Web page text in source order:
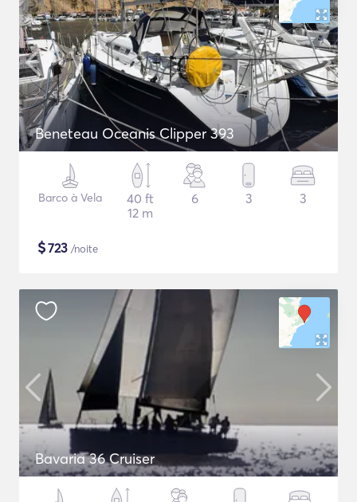
Beneteau Oceanis Clipper 393
Barco à Vela
40 ft
12 m
6 3 3
$723 /noite
Bavaria 36 Cruiser